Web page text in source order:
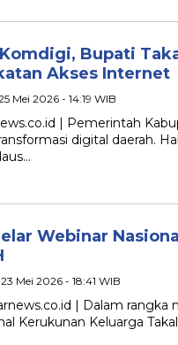
Bupati
Akses Internet
Mei 2026 - 14:19 WIB
| Pemerintah
digital daerah.
Webinar
Mei 2026 - 18:41 WIB
| Dalam
Kerukunan Keluarga